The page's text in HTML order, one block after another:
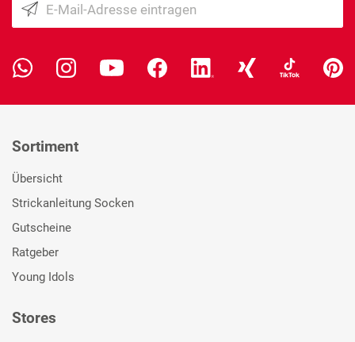
Sortiment
Übersicht
Strickanleitung Socken
Gutscheine
Ratgeber
Young Idols
Stores